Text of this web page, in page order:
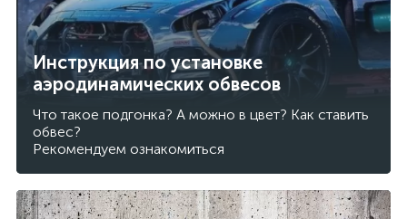
Инструкция по установке
аэродинамических обвесов
Что такое подгонка? А можно в цвет? Как ставить
обвес?
Рекомендуем ознакомиться